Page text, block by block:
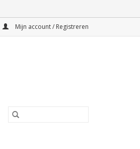
Mijn account / Registreren